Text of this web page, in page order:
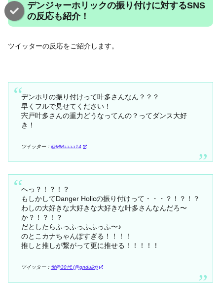
デンジャーホリックの振り付けに対するSNS
の反応も紹介！
ツイッターの反応をご紹介します。
デンホリの振り付けって叶多さんなん？？？
早くフルで見せてください！
宍戸叶多さんの重力どうなってんの？ってダンス大好
き！
ツイッター： @MMaaaa14
へっ？！？！？
もしかしてDanger Holicの振り付けって・・・？！？！？
わしの大好きな大好きな大好きな叶多さんなんだろ〜
か？！？！？
だとしたらふっふっふふっふ〜♪
のとこカナちゃんぽすぎる！！！！
推しと推しが繋がって更に推せる！！！！！
ツイッター： 母@30代 (@gnduikr)